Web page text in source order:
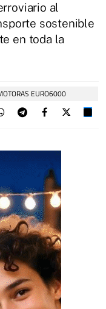
al
sostenible
en toda la
EURO6000